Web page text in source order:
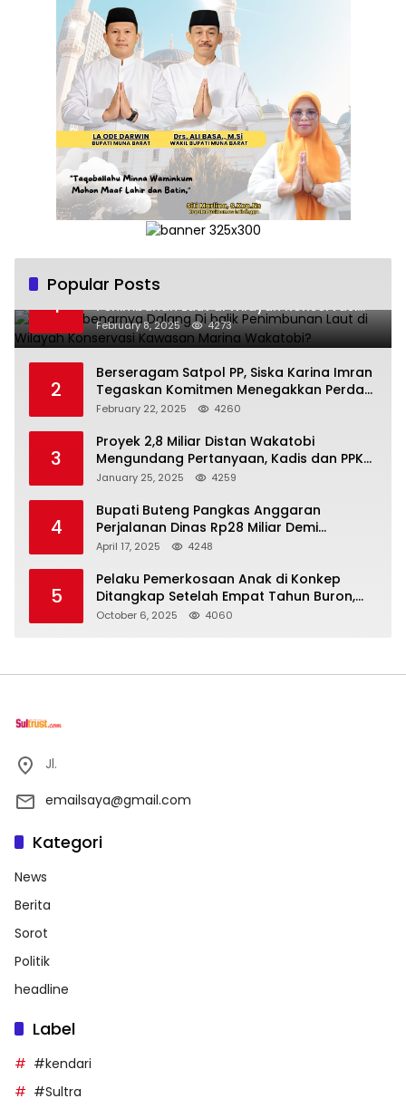
Popular Posts
1
Siapa Sebenarnya Dalang Di balik
Penimbunan Laut di Wilayah Konservasi
Kawasan Marina Wakatobi?
February 8, 2025 4273
2
Berseragam Satpol PP, Siska Karina Imran
Tegaskan Komitmen Menegakkan Perda
di Kendari
February 22, 2025 4260
3
Proyek 2,8 Miliar Distan Wakatobi
Mengundang Pertanyaan, Kadis dan PPK
Bungkam
January 25, 2025 4259
4
Bupati Buteng Pangkas Anggaran
Perjalanan Dinas Rp28 Miliar Demi
Kesejahteraan Rakyat
April 17, 2025 4248
5
Pelaku Pemerkosaan Anak di Konkep
Ditangkap Setelah Empat Tahun Buron,
Polisi Masih Buru Satu Pelaku Lain
October 6, 2025 4060
Jl.
emailsaya@gmail.com
Kategori
News
Berita
Sorot
Politik
headline
Label
#kendari
#Sultra